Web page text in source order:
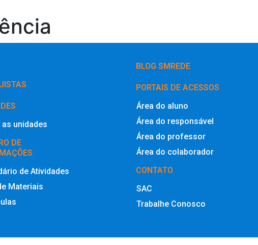
unidades
DE
de Atividades
Materiais
BLOG SMREDE
PORTAIS DE ACESSOS
Área do aluno
Área do responsável
Área do professor
Área do colaborador
CONTATO
SAC
Trabalhe Conosco